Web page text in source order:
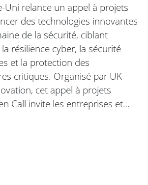
Uni relance un appel à projets
des technologies innovantes
de la sécurité, ciblant
résilience cyber, la sécurité
et la protection des
critiques. Organisé par UK
cet appel à projets
Call invite les entreprises et…